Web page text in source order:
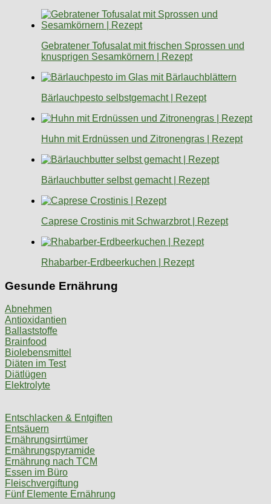
Gebratener Tofusalat mit frischen Sprossen und
knusprigen Sesamkörnern | Rezept
Bärlauchpesto selbstgemacht | Rezept
Huhn mit Erdnüssen und Zitronengras | Rezept
Bärlauchbutter selbst gemacht | Rezept
Caprese Crostinis mit Schwarzbrot | Rezept
Rhabarber-Erdbeerkuchen | Rezept
Gesunde Ernährung
Abnehmen
Antioxidantien
Ballaststoffe
Brainfood
Biolebensmittel
Diäten im Test
Diätlügen
Elektrolyte
Entschlacken & Entgiften
Entsäuern
Ernährungsirrtümer
Ernährungspyramide
Ernährung nach TCM
Essen im Büro
Fleischvergiftung
Fünf Elemente Ernährung